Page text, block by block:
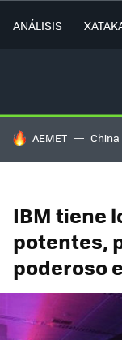
ANÁLISIS
HOY SE HABLA DE
AEMET China
IBM tiene
potentes,
poderoso